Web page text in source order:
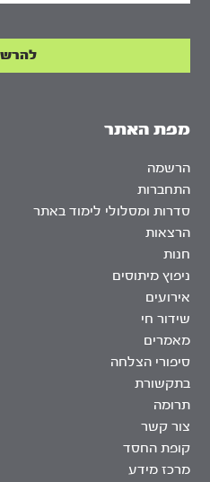
מפת האתר
הרשמה
התחברות
סדרות ומסלולי לימוד באתר
הרצאות
חנות
ניפוץ מיתוסים
אירועים
שידור חי
מאמרים
סיפורי הצלחה
בתקשורת
תרומה
צור קשר
קופת החסד
מרכז מידע